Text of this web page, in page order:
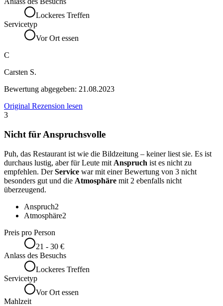
Lockeres Treffen
Servicetyp
Vor Ort essen
C
Carsten S.
Bewertung abgegeben: 21.08.2023
Original Rezension lesen
3
Nicht für Anspruchsvolle
Puh, das Restaurant ist wie die Bildzeitung – keiner liest sie. Es ist
durchaus lustig, aber für Leute mit Anspruch ist es nicht zu
empfehlen. DerService war mit einer Bewertung von 3 nicht
besonders gut und die Atmosphäre mit 2 ebenfalls nicht
überzeugend.
Anspruch2
Atmosphäre2
Preis pro Person
21 - 30 €
Anlass des Besuchs
Lockeres Treffen
Servicetyp
Vor Ort essen
Mahlzeit